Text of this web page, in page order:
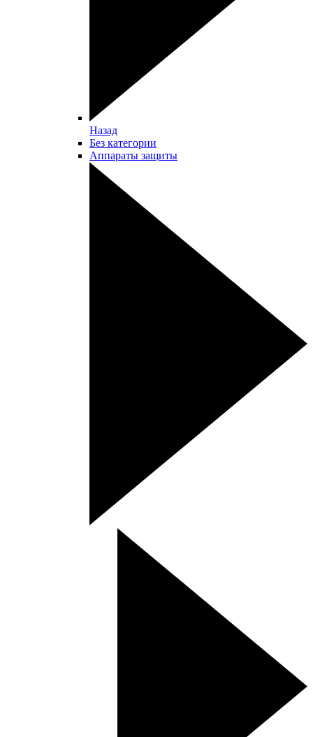
Назад
Без категории
Аппараты защиты